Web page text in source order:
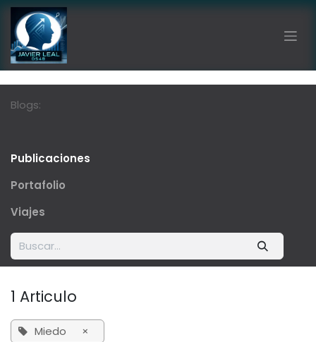
Ir al contenido
Blogs:
Publicaciones
Portafolio
Viajes
1 Articulo
Miedo ×